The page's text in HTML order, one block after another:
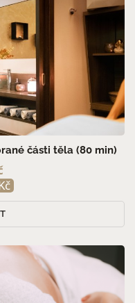
části těla (80 min)